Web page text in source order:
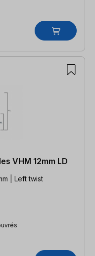
VHM 12mm LD
| Left twist